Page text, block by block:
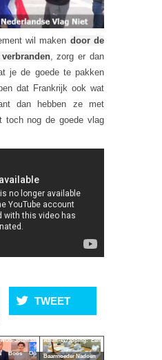
wil maken door de
, zorg er dan
je de goede te pakken
dat Frankrijk ook wat
dan hebben ze met
toch nog de goede vlag
TWEET
Kondigt
Journaal Adult Wrapping: Een
Baarmoeder Nadoen
Boos Op